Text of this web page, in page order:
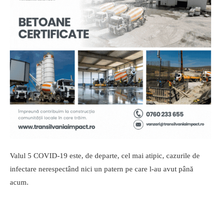
Valul 5 COVID-19 este, de departe, cel mai atipic, cazurile de
infectare nerespectând nici un patern pe care l-au avut până
acum.